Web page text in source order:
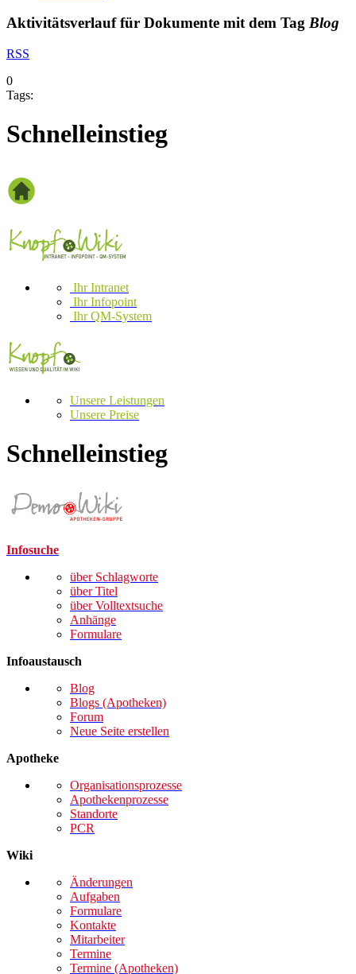
Aktivitätsverlauf für Dokumente mit dem Tag Blog
RSS
0
Tags:
Schnelleinstieg
Ihr Intranet
Ihr Infopoint
Ihr QM-System
Unsere Leistungen
Unsere Preise
Schnelleinstieg
Infosuche
über Schlagworte
über Titel
über Volltextsuche
Anhänge
Formulare
Infoaustausch
Blog
Blogs (Apotheken)
Forum
Neue Seite erstellen
Apotheke
Organisationsprozesse
Apothekenprozesse
Standorte
PCR
Wiki
Änderungen
Aufgaben
Formulare
Kontakte
Mitarbeiter
Termine
Termine (Apotheken)